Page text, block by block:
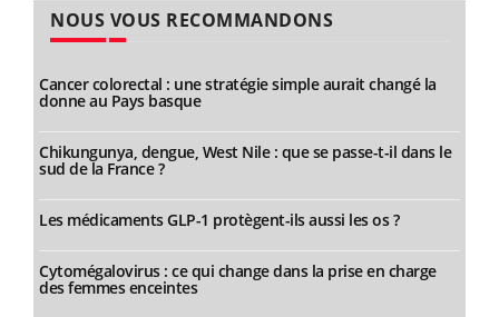
NOUS VOUS RECOMMANDONS
Cancer colorectal : une stratégie simple aurait changé la
donne au Pays basque
Chikungunya, dengue, West Nile : que se passe-t-il dans le
sud de la France ?
Les médicaments GLP-1 protègent-ils aussi les os ?
Cytomégalovirus : ce qui change dans la prise en charge
des femmes enceintes